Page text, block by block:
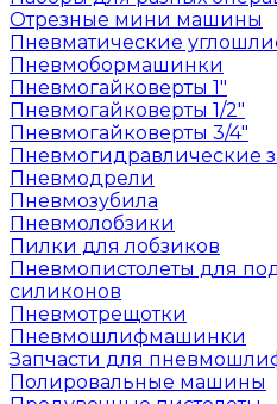
Отрезные мини машины
Пневматические
Пневмобормашинки
Пневмогайковерты 1"
Пневмогайковерты 1/2"
Пневмогайковерты 3/4"
Пневмогидравлические
Пневмодрели
Пневмозубила
Пневмолобзики
Пилки для лобзиков
Пневмопистолеты для
силиконов
Пневмотрещотки
Пневмошлифмашинки
Запчасти для
Полировальные машины